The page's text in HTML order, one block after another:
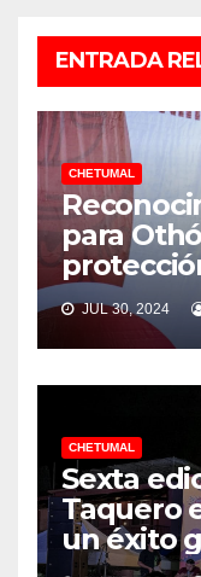
ENTRADA
CHETUMAL
para
JUL 30, 2024
CHETUMAL
Sexta
Taquero
un éxito